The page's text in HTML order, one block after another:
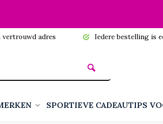
vertrouwd adres Iedere bestelling is
SPORTIEVE CADEAUTIPS